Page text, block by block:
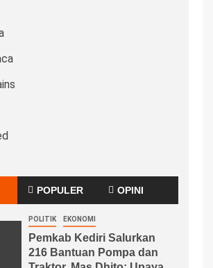
POPULER OPINI
POLITIK EKONOMI
Pemkab Kediri Salurkan
216 Bantuan Pompa dan